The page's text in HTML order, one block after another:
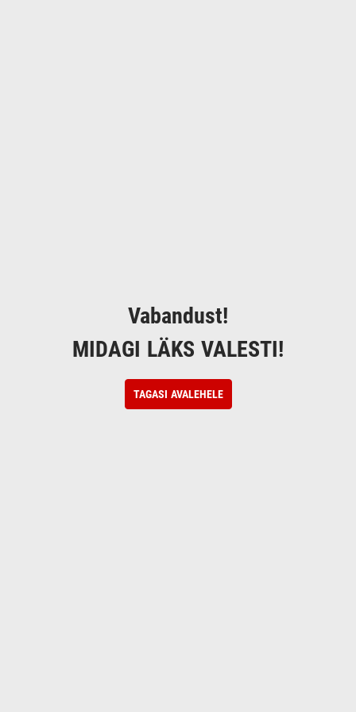
Vabandust!
MIDAGI LÄKS VALESTI!
TAGASI AVALEHELE